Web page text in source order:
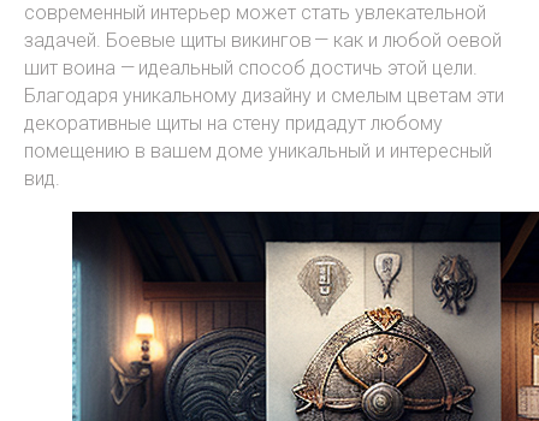
современный интерьер может стать увлекательной
задачей. Боевые щиты викингов — как и любой оевой
шит воина — идеальный способ достичь этой цели.
Благодаря уникальному дизайну и смелым цветам эти
декоративные щиты на стену придадут любому
помещению в вашем доме уникальный и интересный
вид.